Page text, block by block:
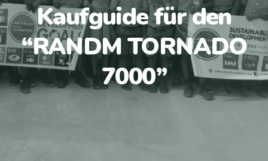
Kaufguide für den
“RANDM TORNADO
7000”